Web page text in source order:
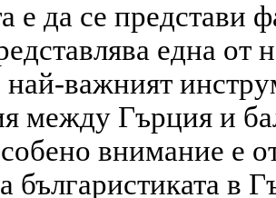
е да се представи
една от
най-важният
между Гърция и
внимание е
българистиката в